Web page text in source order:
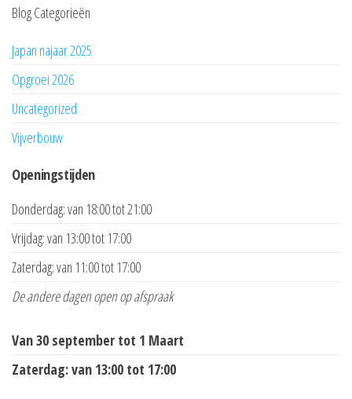
Blog Categorieën
Japan najaar 2025
Opgroei 2026
Uncategorized
Vijverbouw
Openingstijden
Donderdag: van 18:00 tot 21:00
Vrijdag: van 13:00 tot 17:00
Zaterdag: van 11:00 tot 17:00
De andere dagen open op afspraak
Van 30 september tot 1 Maart
Zaterdag: van 13:00 tot 17:00